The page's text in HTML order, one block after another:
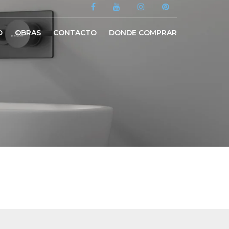
OBRAS CONTACTO DONDE COMPRAR